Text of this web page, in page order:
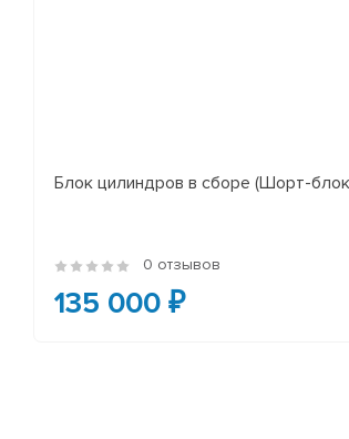
Блок цилиндров в сборе (Шорт-
0 отзывов
135 000 ₽